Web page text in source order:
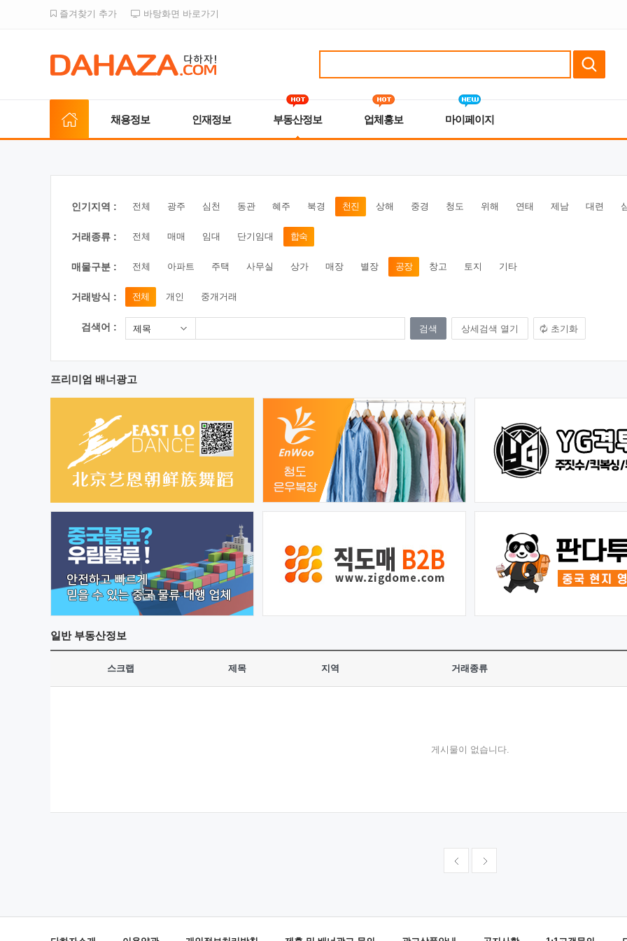
즐겨찾기 추가 바탕화면 바로가기
채용정보 인재정보 부동산정보 업체홍보 마이페이지
인기지역 : 전체 광주 심천 동관 혜주 북경 천진 상해 중경 청도 위해 연태 제남 대련
거래종류 : 전체 매매 임대 단기임대 합숙
매물구분 : 전체 아파트 주택 사무실 상가 매장 별장 공장 창고 토지 기타
거래방식 : 전체 개인 중개거래
검색어 : 제목 상세검색 열기 초기화
프리미엄 배너광고
일반부동산정보
스크랩 제목 지역 거래종류
게시물이 없습니다.